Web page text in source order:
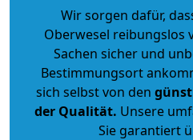
Wir sorgen dafür,
Oberwesel reibungslos
Sachen sicher und
Bestimmungsort
sich selbst von den
der Qualität. Unsere
Sie garantiert